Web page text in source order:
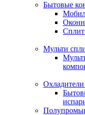
Бытовые
Мульти
Охладители